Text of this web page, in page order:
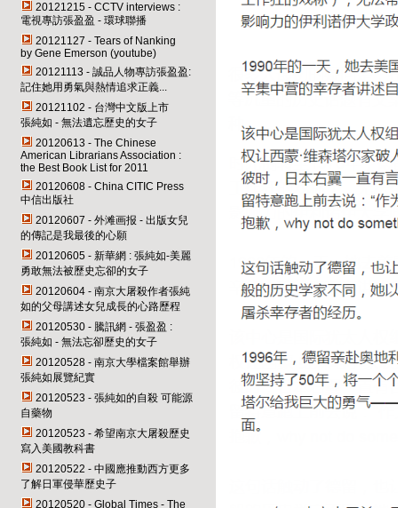
20121215 - CCTV interviews :
電視專訪張盈盈 - 環球聯播
20121127 - Tears of Nanking
by Gene Emerson (youtube)
20121113 - 誠品人物專訪張盈盈:
記住她用勇氣與熱情追求正義...
20121102 - 台灣中文版上市
張純如 - 無法遺忘歷史的女子
20120613 - The Chinese
American Librarians Association :
the Best Book List for 2011
20120608 - China CITIC Press
中信出版社
20120607 - 外滩画报 - 出版女兒
的傳記是我最後的心願
20120605 - 新華網 : 張純如-美麗
勇敢無法被歷史忘卻的女子
20120604 - 南京大屠殺作者張純
如的父母講述女兒成長的心路歷程
20120530 - 騰訊網 - 張盈盈 :
張純如 - 無法忘卻歷史的女子
20120528 - 南京大學檔案館舉辦
張純如展覽紀實
20120523 - 張純如的自殺 可能源
自藥物
20120523 - 希望南京大屠殺歷史
寫入美國教科書
20120522 - 中國應推動西方更多
了解日軍侵華歷史子
20120520 - Global Times - The